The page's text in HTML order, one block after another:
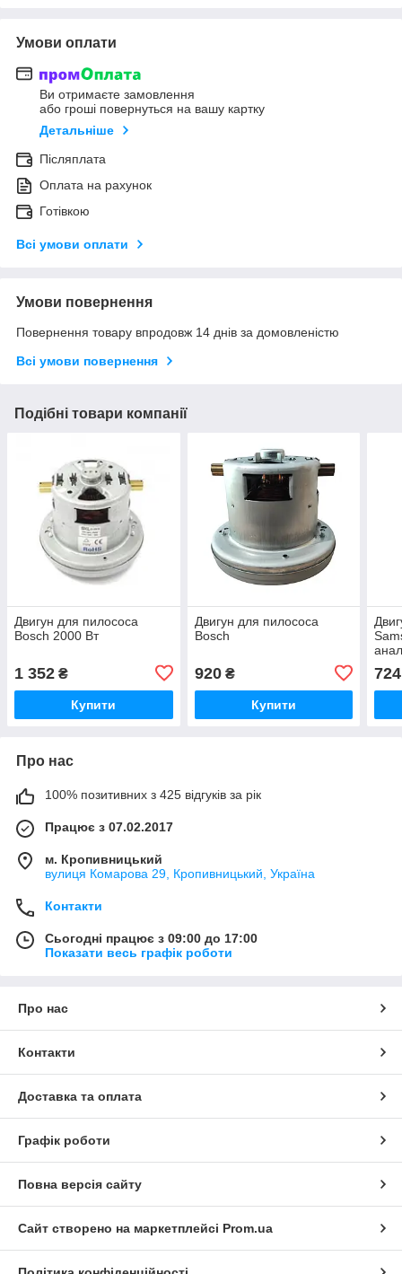
Умови оплати
Ви отримаєте замовлення
або гроші повернуться на вашу картку
Детальніше
Післяплата
Оплата на рахунок
Готівкою
Всі умови оплати
Умови повернення
Повернення товару впродовж 14 днів за домовленістю
Всі умови повернення
Подібні товари компанії
Двигун для пилососа
Bosch 2000 Вт
1 352 ₴
Купити
Двигун для пилососа
Bosch
920₴
Купити
724
Про нас
100% позитивних з 425 відгуків за рік
Працює з 07.02.2017
м. Кропивницький
вулиця Комарова 29, Кропивницький, Україна
Контакти
Сьогодні працює з 09:00 до 17:00
Показати весь графік роботи
Про нас
Контакти
Доставка та оплата
Графік роботи
Повна версія сайту
Сайт створено на маркетплейсі Prom.ua